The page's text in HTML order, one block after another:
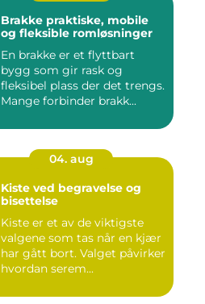
Brakke praktiske, mobile
og fleksible romløsninger
En brakke er et flyttbart
bygg som gir rask og
fleksibel plass der det trengs.
Mange forbinder brakk...
04. aug
Kiste ved begravelse og
bisettelse
Kiste er et av de viktigste
valgene som tas når en kjær
har gått bort. Valget påvirker
hvordan serem...